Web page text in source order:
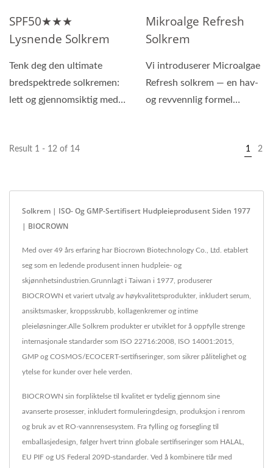
SPF50★★★
Lysnende Solkrem
Tenk deg den ultimate
bredspektrede solkremen:
lett og gjennomsiktig med
Mikroalge Refresh
Solkrem
Vi introduserer Microalgae
Refresh solkrem — en hav-
og revvennlig formel
Result 1 - 12 of 14 1 2
Solkrem | ISO- Og GMP-Sertifisert Hudpleieprodusent Siden 1977
| BIOCROWN
Med over 49 års erfaring har Biocrown Biotechnology Co., Ltd. etablert
seg som en ledende produsent innen hudpleie- og
skjønnhetsindustrien.Grunnlagt i Taiwan i 1977, produserer
BIOCROWN et variert utvalg av høykvalitetsprodukter, inkludert serum,
ansiktsmasker, kroppsskrubb, kollagenkremer og intime
pleieløsninger.Alle Solkrem produkter er utviklet for å oppfylle strenge
internasjonale standarder som ISO 22716:2008, ISO 14001:2015,
GMP og COSMOS/ECOCERT-sertifiseringer, som sikrer pålitelighet og
ytelse for kunder over hele verden.
BIOCROWN sin forpliktelse til kvalitet er tydelig gjennom sine
avanserte prosesser, inkludert formuleringdesign, produksjon i renrom
og bruk av et RO-vannrensesystem. Fra fylling og forsegling til
emballasjedesign, følger hvert trinn globale sertifiseringer som HALAL,
EU PIF og US Federal 209D-standarder. Ved å kombinere tiår med